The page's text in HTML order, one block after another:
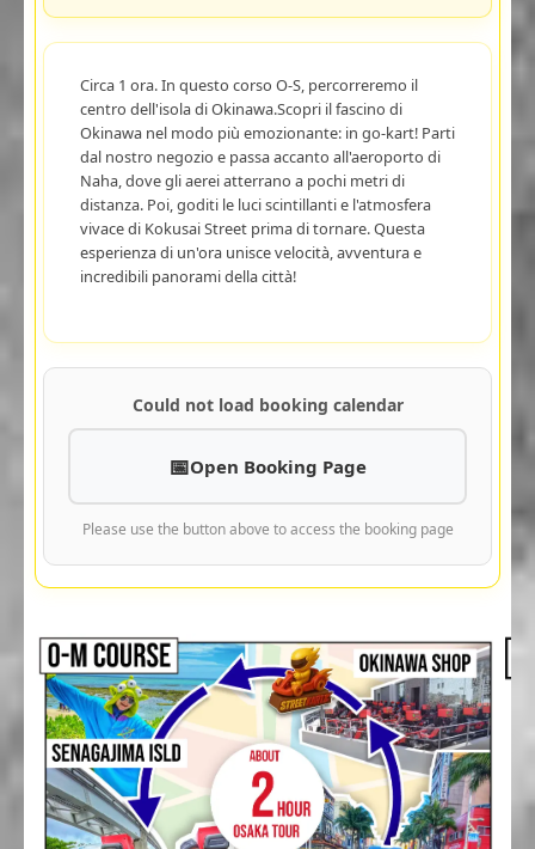
Circa 1 ora. In questo corso O-S, percorreremo il
centro dell'isola di Okinawa.Scopri il fascino di
Okinawa nel modo più emozionante: in go-kart! Parti
dal nostro negozio e passa accanto all'aeroporto di
Naha, dove gli aerei atterrano a pochi metri di
distanza. Poi, goditi le luci scintillanti e l'atmosfera
vivace di Kokusai Street prima di tornare. Questa
esperienza di un'ora unisce velocità, avventura e
incredibili panorami della città!
Could not load booking calendar
Open Booking Page
Please use the button above to access the booking page